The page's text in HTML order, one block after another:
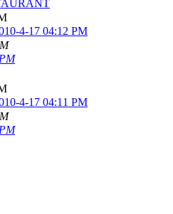
4-17 04:12 PM
4-17 04:11 PM